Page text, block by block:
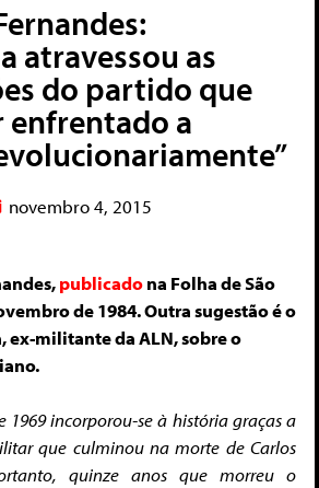
atravessou as
do partido que
enfrentado a
novembro 4, 2015
publicadona Folha de São
de 1984. Outra sugestão é o
ex-militante da ALN, sobre o
1969 incorporou-se à história graças a
que culminou na morte de Carlos
quinze anos que morreu o